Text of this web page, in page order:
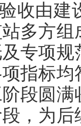
收由建
多方
专项规
指标均
段圆满
，为后